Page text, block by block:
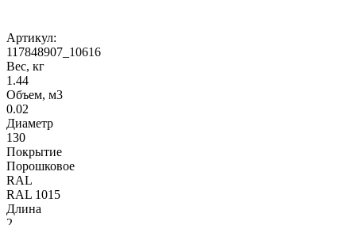
Артикул:
117848907_10616
Вес, кг
1.44
Объем, м3
0.02
Диаметр
130
Покрытие
Порошковое
RAL
RAL 1015
Длина